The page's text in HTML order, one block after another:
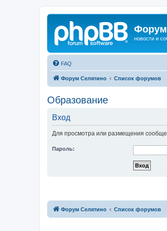
новости и
FAQ
Форум Селятино Список форумов
Образование
Вход
Для просмотра или размещения
Пароль:
Форум Селятино Список форумов